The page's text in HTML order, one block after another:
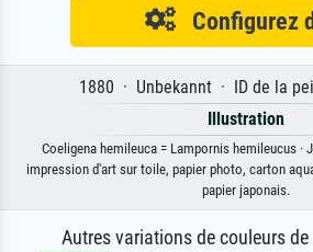
Configurez
1880 · Unbekannt · ID de la
Illustration
Coeligena hemileuca = Lampornis hemileucus ·
impression d'art sur toile, papier photo, carton
papier japonais.
Autres variations de couleurs